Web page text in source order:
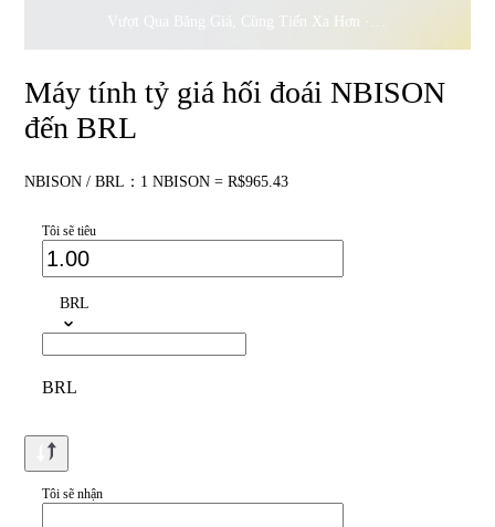
Vượt Qua Băng Giá, Cùng Tiến Xa Hơn ·500.000
Máy tính tỷ giá hối đoái NBISON
đến BRL
NBISON / BRL：1 NBISON = R$965.43
Tôi sẽ tiêu
BRL
BRL
Tôi sẽ nhận